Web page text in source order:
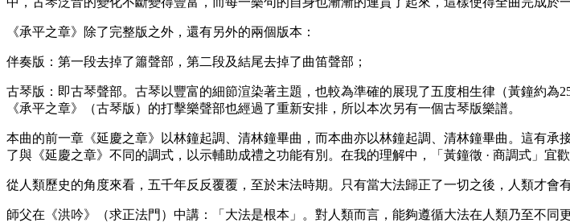
《承平之章》除了完整版之外，還有另外的兩個版本：
伴奏版：第一段去掉了簫聲部，第二段及結尾去掉了曲笛聲部；
古琴版：即古琴聲部。古琴以豐富的細節渲染著主題，也較為準確的展現了五度相生律（黃鐘約為
《承平之章》（古琴版）的打擊樂聲部也經過了重新安排，所以本次另有一個古琴版樂譜。
本曲的前一章《延慶之章》以林鐘起調、清林鐘畢曲，而本曲亦以林鐘起調、清林鐘畢曲。這有
了與《延慶之章》不同的調式，以示輔助成禮之功能有別。在我的理解中，「黃鐘徵 · 商調式」宜
從人類歷史的角度來看，五千年反反覆覆，至於末法時期。只有當大法歸正了一切之後，人類才
師父在《洪吟》（求正法門）中講：「大法是根本」。對人類而言，能夠遵循大法在人類乃至不